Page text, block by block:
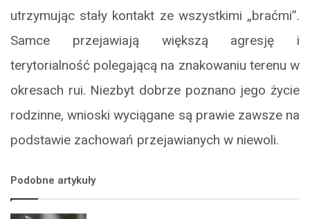
utrzymując stały kontakt ze wszystkimi „braćmi”.
Samce przejawiają większą agresję i
terytorialność polegającą na znakowaniu terenu w
okresach rui. Niezbyt dobrze poznano jego życie
rodzinne, wnioski wyciągane są prawie zawsze na
podstawie zachowań przejawianych w niewoli.
Podobne artykuły